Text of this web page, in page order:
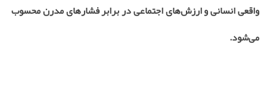
واقعی انسانی و ارزش‌های اجتماعی در برابر فشارهای مدرن محسوب
می‌شود.